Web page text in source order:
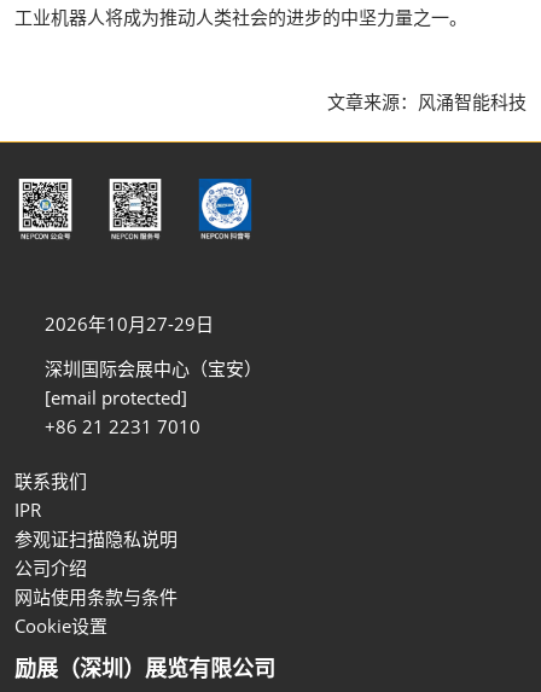
工业机器人将成为推动人类社会的进步的中坚力量之一。
文章来源：风涌智能科技
2026年10月27-29日
深圳国际会展中心（宝安）
[email protected]
+86 21 2231 7010
联系我们
IPR
参观证扫描隐私说明
公司介绍
网站使用条款与条件
Cookie设置
励展（深圳）展览有限公司